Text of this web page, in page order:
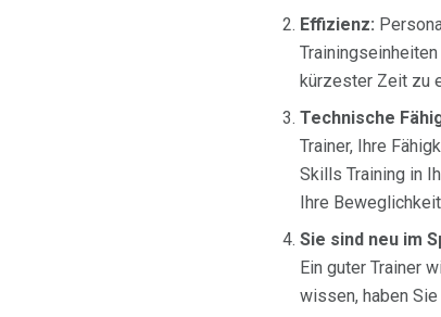
Effizienz:
kürzester Zeit zu
Technische
Trainer, Ihre
Skills Training in
Ihre
Sie sind neu im
Ein guter Trainer
wissen, haben